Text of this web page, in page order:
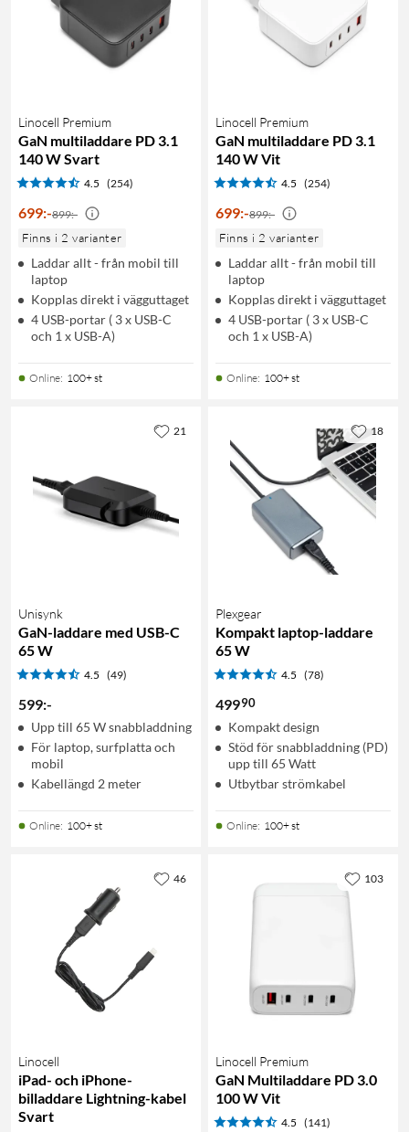
Linocell Premium
GaN multiladdare PD 3.1
140 W Svart
4.5 (254)
699:-899:-
Finns i 2 varianter
Laddar allt - från mobil till
laptop
Kopplas direkt i vägguttaget
4 USB-portar ( 3 x USB-C
och 1 x USB-A)
Online: 100+ st
Linocell Premium
GaN multiladdare PD 3.1
140 W Vit
4.5 (254)
699:-899:-
Finns i 2 varianter
Laddar allt - från mobil till
laptop
Kopplas direkt i vägguttaget
4 USB-portar ( 3 x USB-C
och 1 x USB-A)
Online: 100+ st
Unisynk
GaN-laddare med USB-C
65 W
4.5 (49)
599:-
Upp till 65 W snabbladdning
För laptop, surfplatta och
mobil
Kabellängd 2 meter
Online: 100+ st
21
Plexgear
Kompakt laptop-laddare
65 W
4.5 (78)
49990
Kompakt design
Stöd för snabbladdning (PD)
upp till 65 Watt
Utbytbar strömkabel
Online: 100+ st
18
Linocell
iPad- och iPhone-
billaddare Lightning-kabel
Svart
46
Linocell Premium
GaN Multiladdare PD 3.0
100 W Vit
4.5 (141)
103